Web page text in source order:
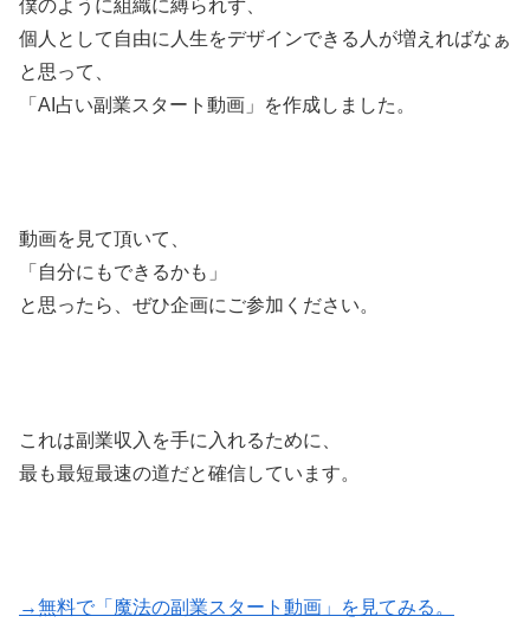
僕のように組織に縛られず、
個人として自由に人生をデザインできる人が増えればなぁ
と思って、
「AI占い副業スタート動画」を作成しました。
動画を見て頂いて、
「自分にもできるかも」
と思ったら、ぜひ企画にご参加ください。
これは副業収入を手に入れるために、
最も最短最速の道だと確信しています。
→無料で「魔法の副業スタート動画」を見てみる。